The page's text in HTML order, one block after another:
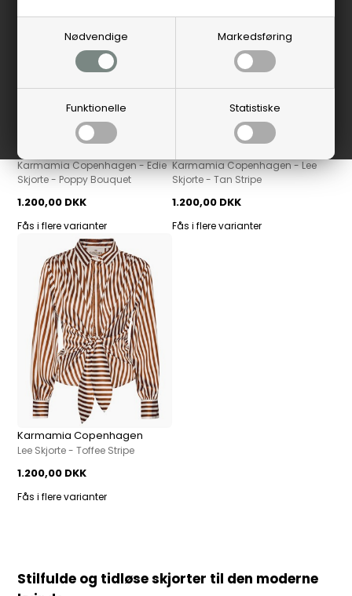
Nødvendige Markedsføring
Funktionelle Statistiske
Karmamia Copenhagen
Karmamia Copenhagen - Edie
Skjorte - Poppy Bouquet
1.200,00 DKK
Fås i flere varianter
Karmamia Copenhagen - Lee
Skjorte - Tan Stripe
1.200,00 DKK
Fås i flere varianter
Karmamia Copenhagen
Lee Skjorte - Toffee Stripe
1.200,00 DKK
Fås i flere varianter
Stilfulde og tidløse skjorter til den moderne